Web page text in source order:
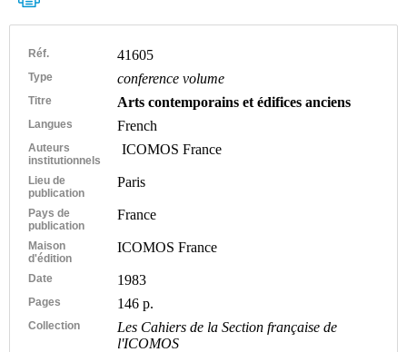
Réf. 41605
Type conference volume
Titre Arts contemporains et édifices anciens
Langues French
Auteurs
institutionnels
ICOMOS France
Lieu de
publication
Paris
Pays de
publication
France
Maison
d'édition
ICOMOS France
Date 1983
Pages 146 p.
Collection
Les Cahiers de la Section française de
l'ICOMOS